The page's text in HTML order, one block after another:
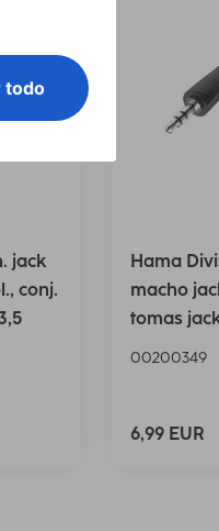
jack
conj.
Hama
macho
tomas
00200349
6,99 EUR